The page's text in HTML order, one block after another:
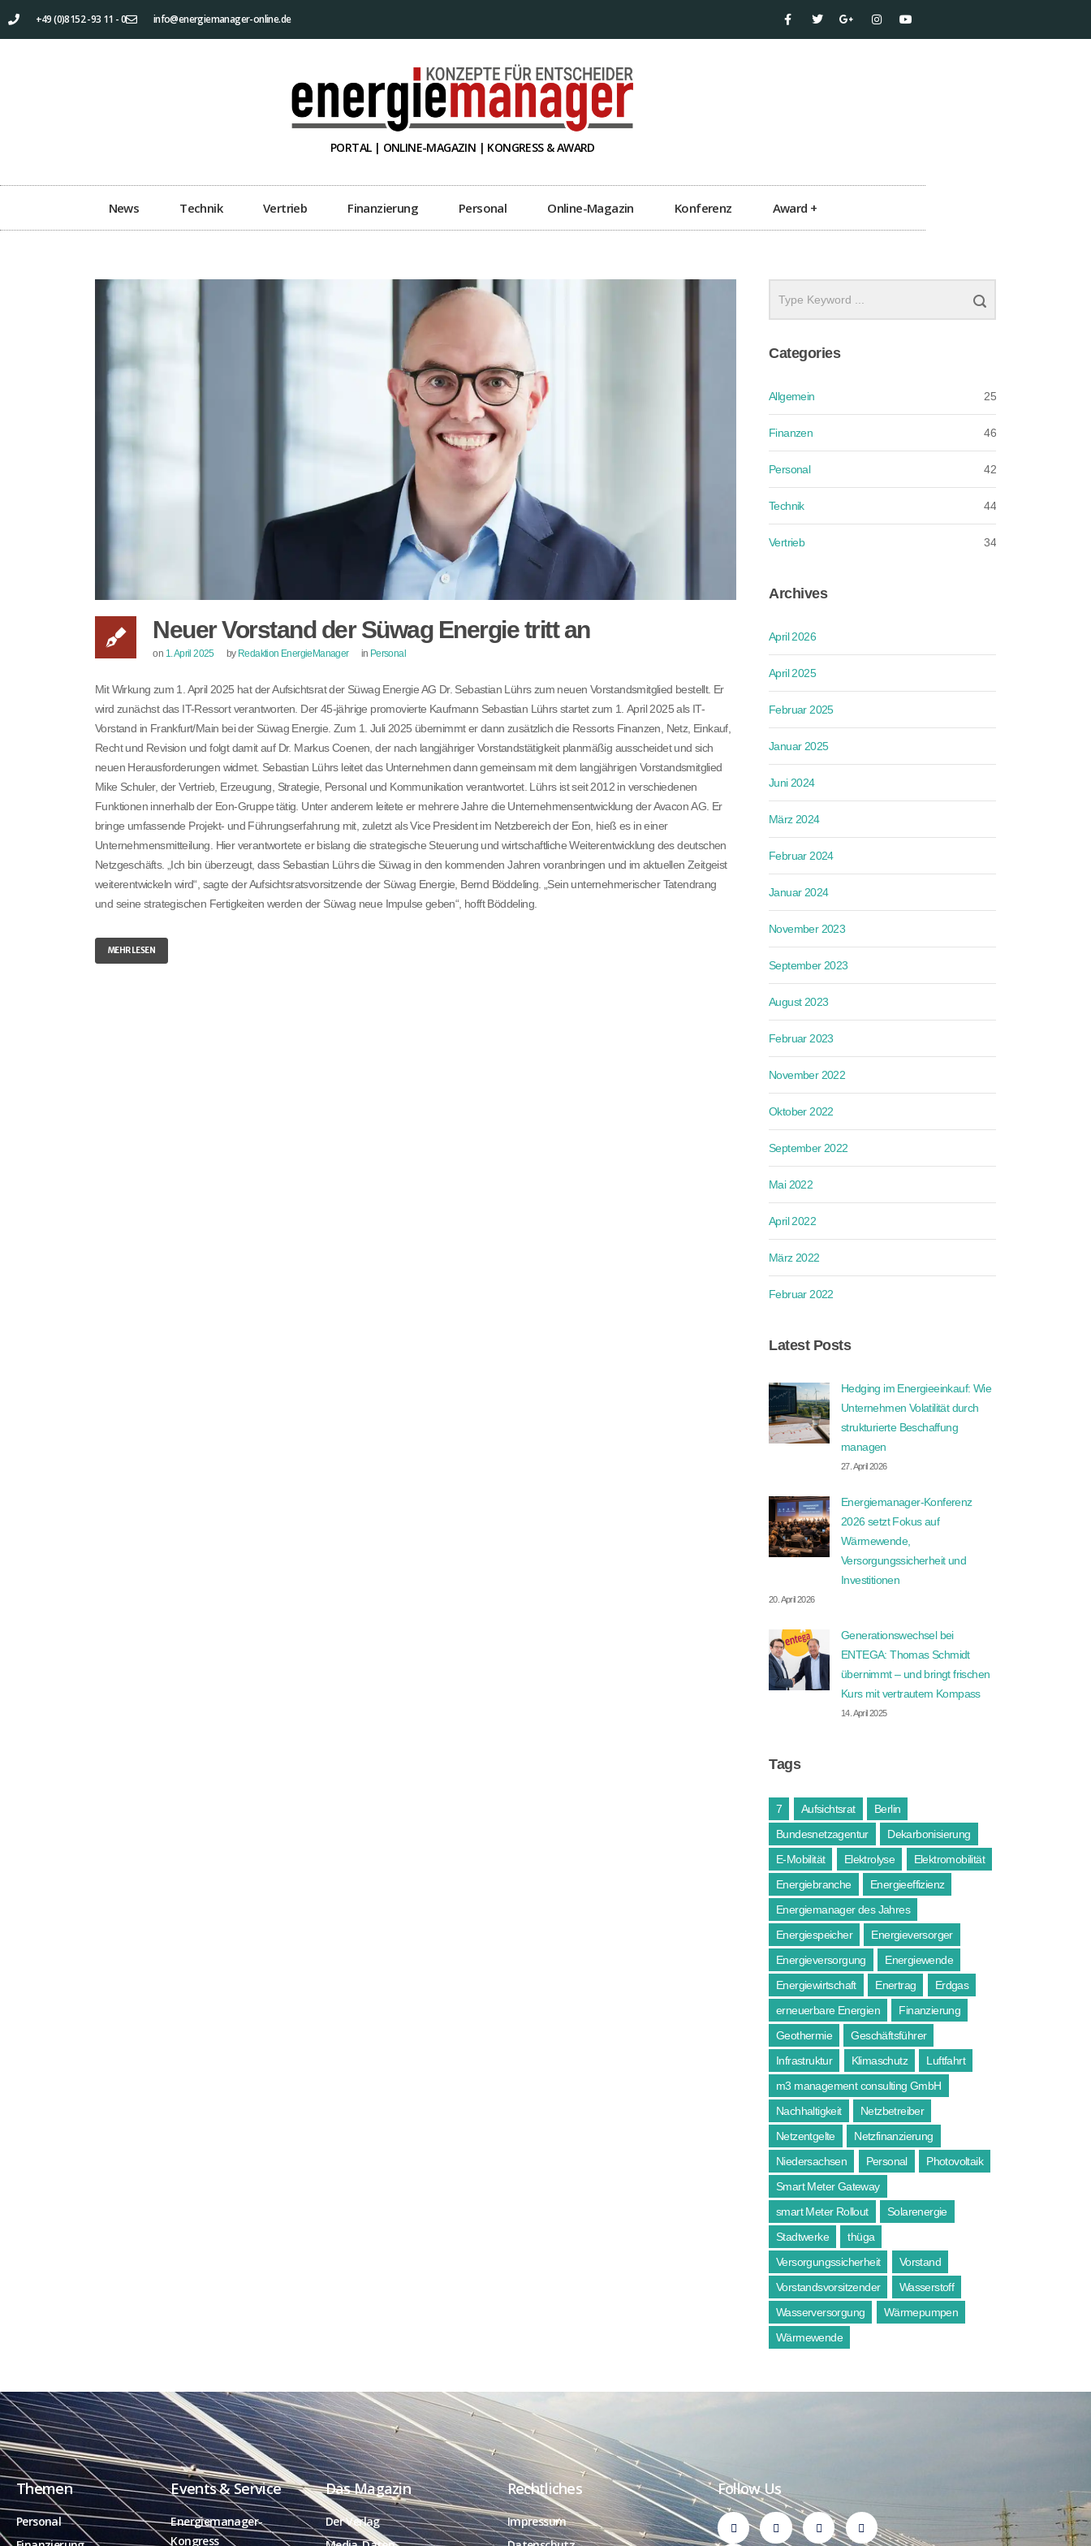
+49 (0)8152 -93 11 - 0 info@energiemanager-online.de
PORTAL | ONLINE-MAGAZIN | KONGRESS & AWARD
News Technik Vertrieb Finanzierung Personal Online-Magazin Konferenz Award +
Neuer Vorstand der Süwag Energie tritt an
on 1. April 2025 by Redaktion EnergieManager in Personal
Mit Wirkung zum 1. April 2025 hat der Aufsichtsrat der Süwag Energie AG Dr. Sebastian Lührs zum neuen Vorstandsmitglied bestellt. Er
wird zunächst das IT-Ressort verantworten. Der 45-jährige promovierte Kaufmann Sebastian Lührs startet zum 1. April 2025 als IT-
Vorstand in Frankfurt/Main bei der Süwag Energie. Zum 1. Juli 2025 übernimmt er dann zusätzlich die Ressorts Finanzen, Netz, Einkauf,
Recht und Revision und folgt damit auf Dr. Markus Coenen, der nach langjähriger Vorstandstätigkeit planmäßig ausscheidet und sich
neuen Herausforderungen widmet. Sebastian Lührs leitet das Unternehmen dann gemeinsam mit dem langjährigen Vorstandsmitglied
Mike Schuler, der Vertrieb, Erzeugung, Strategie, Personal und Kommunikation verantwortet. Lührs ist seit 2012 in verschiedenen
Funktionen innerhalb der Eon-Gruppe tätig. Unter anderem leitete er mehrere Jahre die Unternehmensentwicklung der Avacon AG. Er
bringe umfassende Projekt- und Führungserfahrung mit, zuletzt als Vice President im Netzbereich der Eon, hieß es in einer
Unternehmensmitteilung. Hier verantwortete er bislang die strategische Steuerung und wirtschaftliche Weiterentwicklung des deutschen
Netzgeschäfts. „Ich bin überzeugt, dass Sebastian Lührs die Süwag in den kommenden Jahren voranbringen und im aktuellen Zeitgeist
weiterentwickeln wird“, sagte der Aufsichtsratsvorsitzende der Süwag Energie, Bernd Böddeling. „Sein unternehmerischer Tatendrang
und seine strategischen Fertigkeiten werden der Süwag neue Impulse geben“, hofft Böddeling.
MEHR LESEN
Categories
Allgemein 25
Finanzen 46
Personal 42
Technik 44
Vertrieb 34
Archives
April 2026
April 2025
Februar 2025
Januar 2025
Juni 2024
März 2024
Februar 2024
Januar 2024
November 2023
September 2023
August 2023
Februar 2023
November 2022
Oktober 2022
September 2022
Mai 2022
April 2022
März 2022
Februar 2022
Latest Posts
Hedging im Energieeinkauf: Wie
Unternehmen Volatilität durch
strukturierte Beschaffung
managen
27. April 2026
Energiemanager-Konferenz
2026 setzt Fokus auf
Wärmewende,
Versorgungssicherheit und
Investitionen
20. April 2026
Generationswechsel bei
ENTEGA: Thomas Schmidt
übernimmt – und bringt frischen
Kurs mit vertrautem Kompass
14. April 2025
Tags
7 Aufsichtsrat
Berlin
Bundesnetzagentur
Dekarbonisierung
E-Mobilität
Elektrolyse
Elektromobilität
Energiebranche
Energieeffizienz
Energiemanager des Jahres
Energiespeicher
Energieversorger
Energieversorgung
Energiewende
Energiewirtschaft
Enertrag
Erdgas
erneuerbare Energien
Finanzierung
Geothermie
Geschäftsführer
Infrastruktur
Klimaschutz
Luftfahrt
m3 management consulting GmbH
Nachhaltigkeit
Netzbetreiber
Netzentgelte
Netzfinanzierung
Niedersachsen
Personal
Photovoltaik
Smart Meter Gateway
smart Meter Rollout
Solarenergie
Stadtwerke
thüga
Versorgungssicherheit
Vorstand
Vorstandsvorsitzender
Wasserstoff
Wasserversorgung
Wärmepumpen
Wärmewende
Themen
Personal
Events & Service
Energiemanager-
Kongress
Das Magazin
Der Verlag
Rechtliches
Impressum
Follow Us